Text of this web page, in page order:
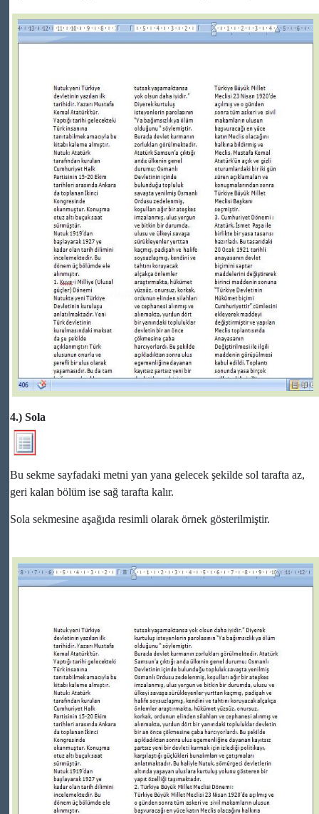
4.) Sola
Bu sekme sayfadaki metni yan yana gelecek şekilde sol tarafta az,
geri kalan bölüm ise sağ tarafta kalır.
Sola sekmesine aşağıda resimli olarak örnek gösterilmiştir.